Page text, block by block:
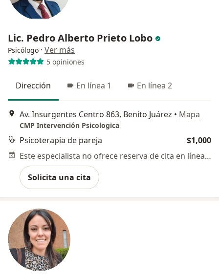
Lic. Pedro Alberto Prieto Lobo
Psicólogo · Ver más
5 opiniones
Dirección En línea 1 En línea 2
Av. Insurgentes Centro 863, Benito Juárez • Mapa
CMP Intervención Psicologica
Psicoterapia de pareja
$1,000
Este especialista no ofrece reserva de cita en línea en esta dirección.
Solicita una cita